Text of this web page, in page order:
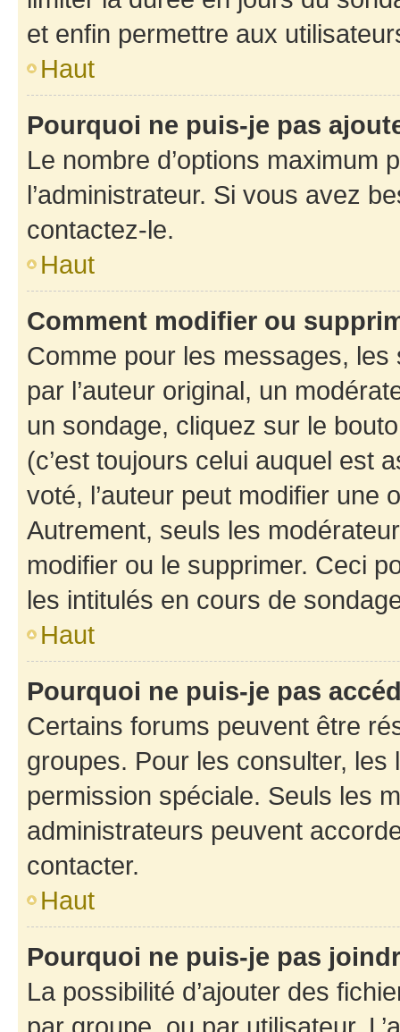
et enfin permettre aux
Haut
Pourquoi ne puis-je pas
Le nombre d’options maximum
l’administrateur. Si vous avez
contactez-le.
Haut
Comment modifier ou
Comme pour les messages,
par l’auteur original, un
un sondage, cliquez sur le
(c’est toujours celui auquel est
voté, l’auteur peut modifier une
Autrement, seuls les
modifier ou le supprimer. Ceci
les intitulés en cours de
Haut
Pourquoi ne puis-je pas
Certains forums peuvent être
groupes. Pour les consulter,
permission spéciale. Seuls les
administrateurs peuvent
contacter.
Haut
Pourquoi ne puis-je pas
La possibilité d’ajouter des